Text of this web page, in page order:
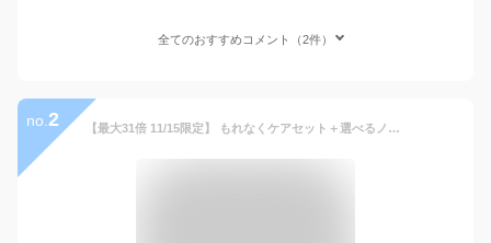
全てのおすすめコメント（2件）
no. 2 【最大31倍 11/15限定】 もれなくケアセット＋選べるノベルティ ペッレモルビダ 財布 長財布 ラウンドファスナー メンズ 本革 ブランド PELLE MORBIDA クロコダイル ワニ革 大容量 日本製 レザー 革 Cocodrillo CRS010A